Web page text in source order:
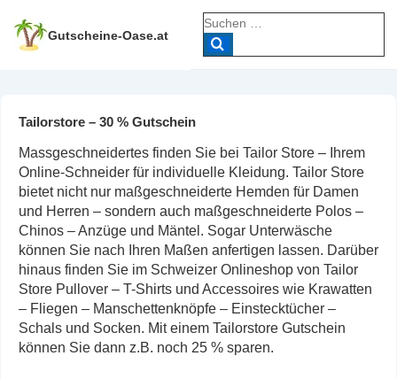
Zum
Inhalt
Gutscheine-Oase.at
Suche
nach:
Tailorstore – 30 % Gutschein
Massgeschneidertes finden Sie bei Tailor Store – Ihrem
Online-Schneider für individuelle Kleidung. Tailor Store
bietet nicht nur maßgeschneiderte Hemden für Damen
und Herren – sondern auch maßgeschneiderte Polos –
Chinos – Anzüge und Mäntel. Sogar Unterwäsche
können Sie nach Ihren Maßen anfertigen lassen. Darüber
hinaus finden Sie im Schweizer Onlineshop von Tailor
Store Pullover – T-Shirts und Accessoires wie Krawatten
– Fliegen – Manschettenknöpfe – Einstecktücher –
Schals und Socken. Mit einem Tailorstore Gutschein
können Sie dann z.B. noch 25 % sparen.